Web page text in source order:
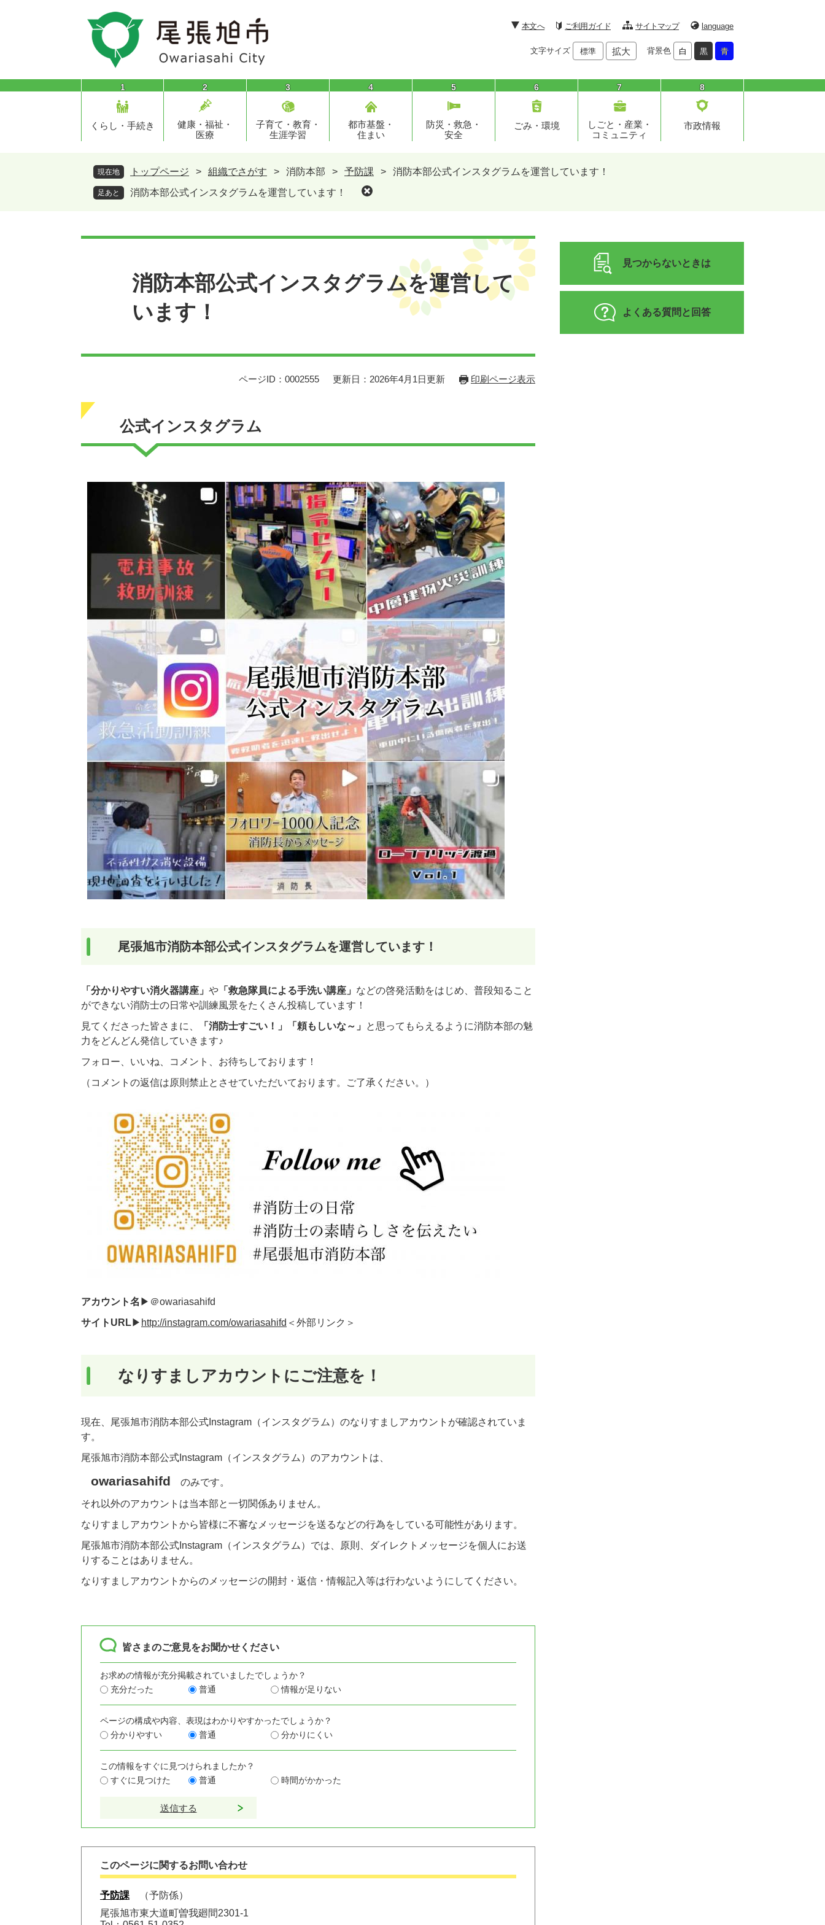
頭
飛
本文へ ご利用ガイド サイトマップ language
文字サイズ 標準 拡大 背景色 白 黒 青
1
くらし・手続き
2
健康・福祉・
医療
3
子育て・教育・
生涯学習
4
都市基盤・
住まい
5
防災・救急・
安全
6
ごみ・環境
7
しごと・産業・
コミュニティ
8
市政情報
現在地 トップページ > 組織でさがす > 消防本部 > 予防課 > 消防本部公式インスタグラムを運営しています！
足あと 消防本部公式インスタグラムを運営しています！
消防本部公式インスタグラムを運営して
います！
ページID：0002555 更新日：2026年4月1日更新 印刷ページ表示
公式インスタグラム
尾張旭市消防本部公式インスタグラムを運営しています！
「分かりやすい消火器講座」 や 「救急隊員による手洗い講座」 などの啓発活動をはじめ、普段知ること
ができない消防士の日常や訓練風景をたくさん投稿しています！
見てくださった皆さまに、
「消防士すごい！」「頼もしいな～」
と思ってもらえるように消防本部の魅
力をどんどん発信していきます♪
フォロー、いいね、コメント、お待ちしております！
（コメントの返信は原則禁止とさせていただいております。ご了承ください。）
アカウント名 ▶＠owariasahifd
サイトURL▶ http://instagram.com/owariasahifd ＜外部リンク＞
なりすましアカウントにご注意を！
現在、尾張旭市消防本部公式Instagram（インスタグラム）のなりすましアカウントが確認されていま
す。
尾張旭市消防本部公式Instagram（インスタグラム）のアカウントは、
owariasahifd のみです。
それ以外のアカウントは当本部と一切関係ありません。
なりすましアカウントから皆様に不審なメッセージを送るなどの行為をしている可能性があります。
尾張旭市消防本部公式Instagram（インスタグラム）では、原則、ダイレクトメッセージを個人にお送
りすることはありません。
なりすましアカウントからのメッセージの開封・返信・情報記入等は行わないようにしてください。
皆さまのご意見をお聞かせください
お求めの情報が充分掲載されていましたでしょうか？
充分だった
普通 情報が足りない
ページの構成や内容、表現はわかりやすかったでしょうか？
分かりやすい
普通 分かりにくい
この情報をすぐに見つけられましたか？
すぐに見つけた
普通 時間がかかった
このページに関するお問い合わせ
予防課
予防係
尾張旭市東大道町曽我廻間2301-1
見つからないときは
よくある質問と回答